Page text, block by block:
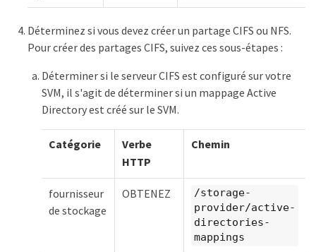
Déterminez si vous devez créer un partage CIFS ou NFS.
Pour créer des partages CIFS, suivez ces sous-étapes :
Déterminer si le serveur CIFS est configuré sur votre
SVM, il s'agit de déterminer si un mappage Active
Directory est créé sur le SVM.
Catégorie
Verbe
HTTP
Chemin
fournisseur
de stockage
OBTENEZ
/storage-
provider/active-
directories-
mappings